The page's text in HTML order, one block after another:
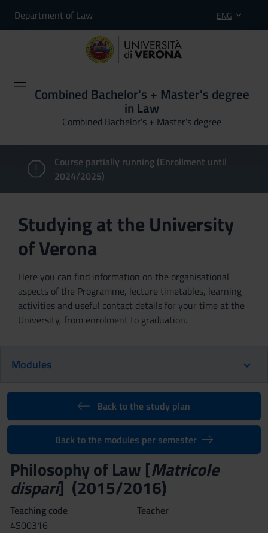
Department of Law ENG
Combined Bachelor's + Master's degree
in Law
Combined Bachelor's + Master's degree
Course partially running (Enrollment until
2024/2025)
Studying at the University
of Verona
Here you can find information on the organisational
aspects of the Programme, lecture timetables, learning
activities and useful contact details for your time at the
University, from enrolment to graduation.
Modules
Back to the study plan
Back to the modules per semester
Philosophy of Law [Matricole
dispari] (2015/2016)
Teaching code
4S00316
Teacher